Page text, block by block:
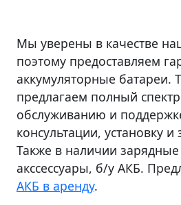
Мы уверены в качестве
поэтому предоставляем
аккумуляторные батареи.
предлагаем полный спектр
обслуживанию и
консультации, установку
Также в наличии зарядные
акссессуары, б/у АКБ.
АКБ в аренду.